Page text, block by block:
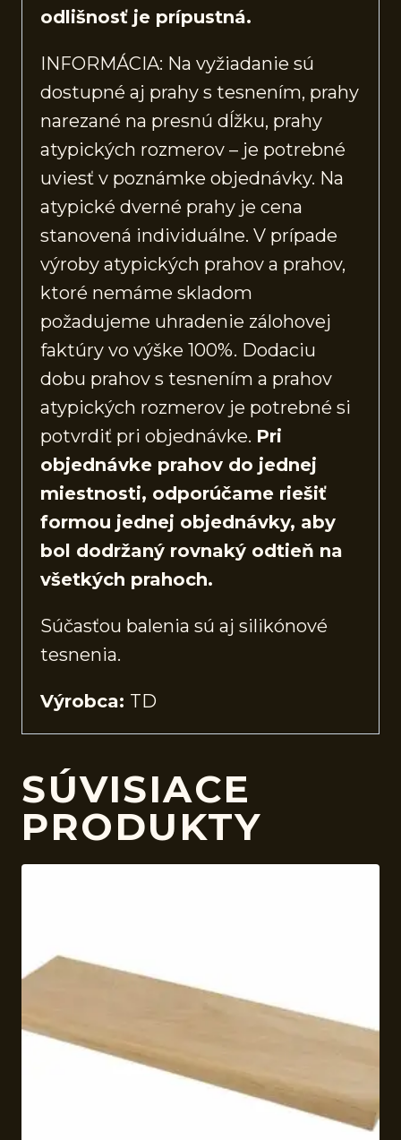
odlišnosť je prípustná.
INFORMÁCIA: Na vyžiadanie sú
dostupné aj prahy s tesnením, prahy
narezané na presnú dĺžku, prahy
atypických rozmerov – je potrebné
uviesť v poznámke objednávky. Na
atypické dverné prahy je cena
stanovená individuálne. V prípade
výroby atypických prahov a prahov,
ktoré nemáme skladom
požadujeme uhradenie zálohovej
faktúry vo výške 100%. Dodaciu
dobu prahov s tesnením a prahov
atypických rozmerov je potrebné si
potvrdiť pri objednávke. Pri
objednávke prahov do jednej
miestnosti, odporúčame riešiť
formou jednej objednávky, aby
bol dodržaný rovnaký odtieň na
všetkých prahoch.
Súčasťou balenia sú aj silikónové
tesnenia.
Výrobca: TD
SÚVISIACE
PRODUKTY